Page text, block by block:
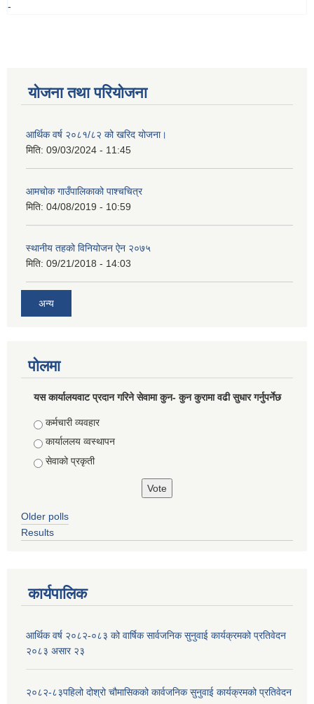
-
योजना तथा परियोजना
आर्थिक वर्ष २०८१/८२ को खरिद योजना।
मिति: 09/03/2024 - 11:45
आमचोक गाउँपालिकाको पाश्चचित्र
मिति: 04/08/2019 - 10:59
स्थानीय तहको विनियोजन ऐन २०७५
मिति: 09/21/2018 - 14:03
अन्य
पोलमा
यस कार्यालयवाट प्रदान गरिने सेवामा कुन- कुन कुरामा वढी सुधार गर्नुपर्नेछ
Choices
कर्मचारी व्यवहार
कार्याललय व्वस्थापन
सेवाको प्रकृती
Older polls
Results
कार्यपालिक
आर्थिक वर्ष २०८२-०८३ को वार्षिक सार्वजनिक सुनुवाई कार्यक्रमको प्रतिवेदन
२०८३ असार २३
२०८२-८३पहिलो दोश्रो चौमासिकको कार्वजनिक सुनुवाई कार्यक्रमको प्रतिवेदन